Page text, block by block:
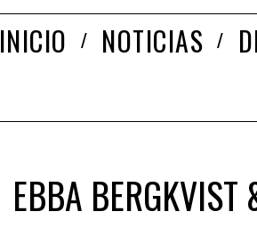
INICIO NOTICIAS
EBBA BERGKVIST